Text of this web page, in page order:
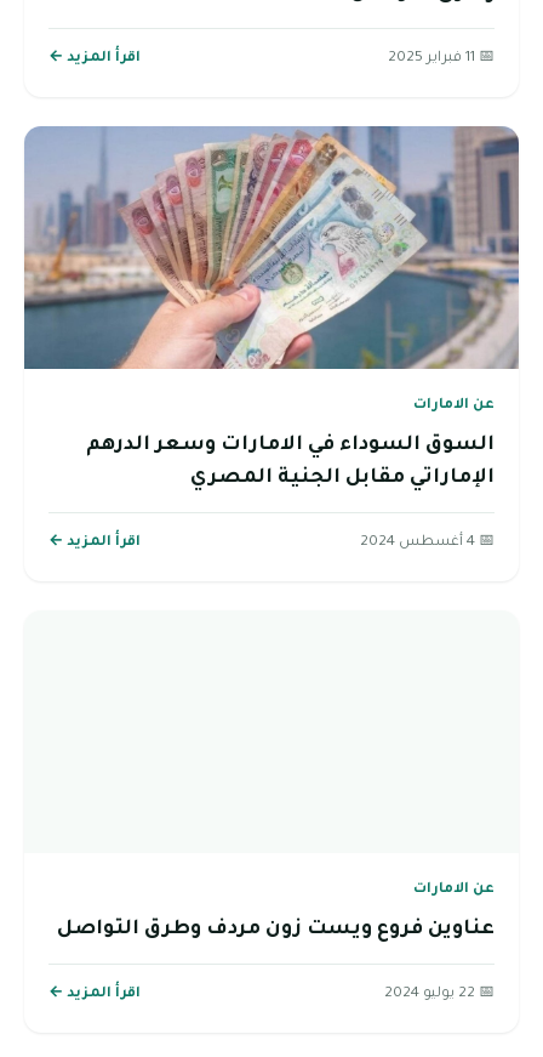
📅 11 فبراير 2025 اقرأ المزيد ←
عن الامارات
السوق السوداء في الامارات وسعر الدرهم
الإماراتي مقابل الجنية المصري
📅 4 أغسطس 2024 اقرأ المزيد ←
عن الامارات
عناوين فروع ويست زون مردف وطرق التواصل
📅 22 يوليو 2024 اقرأ المزيد ←